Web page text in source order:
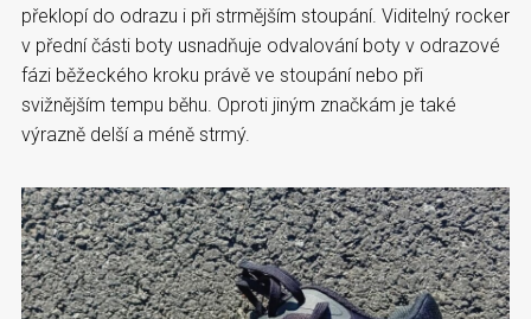
překlopí do odrazu i při strmějším stoupání. Viditelný rocker
v přední části boty usnadňuje odvalování boty v odrazové
fázi běžeckého kroku právě ve stoupání nebo při
svižnějším tempu běhu. Oproti jiným značkám je také
výrazně delší a méně strmý.